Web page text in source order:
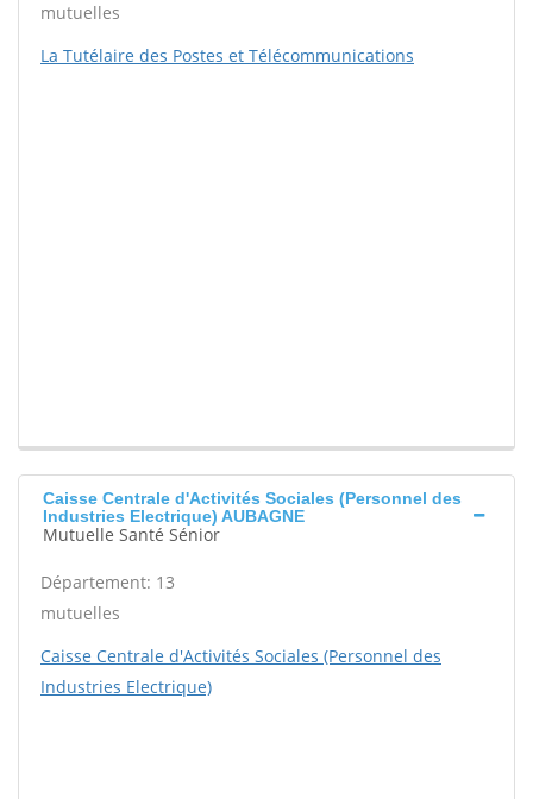
mutuelles
La Tutélaire des Postes et Télécommunications
Caisse Centrale d'Activités Sociales (Personnel des
Industries Electrique) AUBAGNE
Mutuelle Santé Sénior
Département: 13
mutuelles
Caisse Centrale d'Activités Sociales (Personnel des
Industries Electrique)